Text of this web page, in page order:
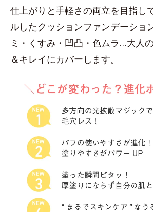
仕上がりと手軽さの両立を目指し
ルしたクッションファンデーショ
ミ・くすみ・凹凸・色ムラ…大人
＆キレイにカバーします。